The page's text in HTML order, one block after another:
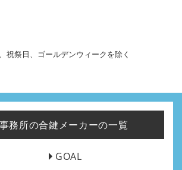
祝祭日、ゴールデンウィークを除く
務所の合鍵メーカーの一覧
GOAL